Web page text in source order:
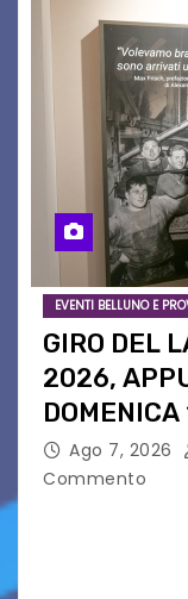
EVENTI BELLUNO E
GIRO DEL
2026,
DOMENICA
Ago 7, 2026
Commento